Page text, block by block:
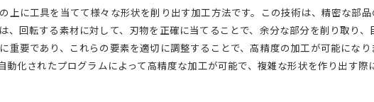
プロが教える寸法の記載ミスを防ぐ方法
測定ツールを使った正確な寸法記載
図面の寸法記載におけるよくある誤解
3Dモデリングでの寸法記載の利点
上に工具を当てて様々な形状を削り出す加工方法です。この技術は、精密な部
、回転する素材に対して、刃物を正確に当てることで、余分な部分を削り取り
重要であり、これらの要素を適切に調整することで、高精度の加工が可能にな
動化されたプログラムによって高精度な加工が可能で、複雑な形状を作り出す際